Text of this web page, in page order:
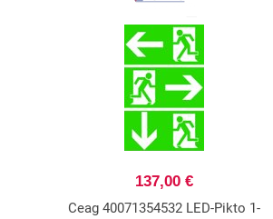
137,00 €
Ceag 40071354532 LED-Pikto 1-